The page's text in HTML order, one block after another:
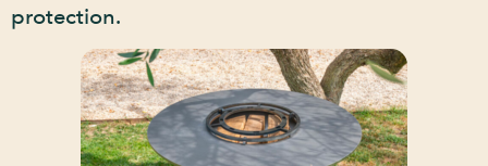
protection.